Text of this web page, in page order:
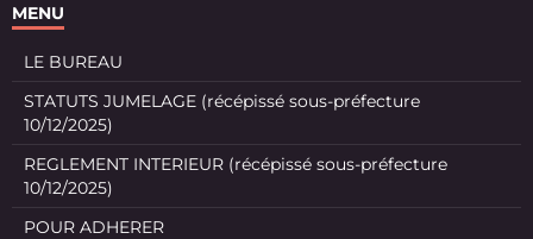
MENU
LE BUREAU
STATUTS JUMELAGE (récépissé sous-préfecture
10/12/2025)
REGLEMENT INTERIEUR (récépissé sous-préfecture
10/12/2025)
POUR ADHERER